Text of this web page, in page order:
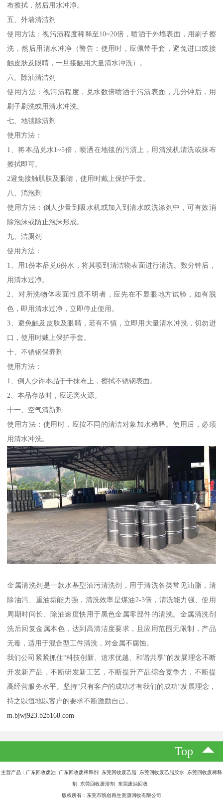
布擦拭，然后用水冲净。
五、外墙清洁剂
使用方法：视污渍程度稀释至10~20倍，喷洒于外墙表面，用刷子擦
洗，然后用清水冲净（警告：使用时，应佩带手套，避免进口或接
触皮肤及眼睛，一旦接触用大量清水冲洗）。
六、除油清洁剂
使用方法：视污渍程度，兑水数倍喷洒于污渍表面，几分钟后，用
刷子刷洗或用清水冲洗。
七、地毯除渍剂
使用方法：
1、将本品兑水1~5倍，喷洒在地毯的污渍上，用清洗机清洗或抹布
擦拭即可。
2避免接触肌肤及眼睛，使用时戴上保护手套。
八、消泡剂
使用方法：倒人少量到吸水机或加入到清水或洗涤剂中，可有效消
除泡沫或防止泡沫形成。
九、洁厕剂
使用方法：
1、用1份本品兑6份水，将其喷到清洁物表面进行清洗。数分钟后，
用清水过净。
2、对所洗物体表面性质不明者，应先在不显眼地方试验，如有脱
色，即用清水过净，立即停止使用。
3、避免触及皮肤及眼睛，若有不慎，立即用大量清水冲洗，切勿进
口，使用时戴上保护手套。
十、不锈钢保养剂
使用方法：
1、倒人少许本品于干抹布上，擦拭不锈钢表面。
2、本品存放时，应远离火源。
十一、空气清新剂
使用方法：使用时，应按不同的清洁对象加水稀释。使用后，必须
用清水冲洗。
金属清洗剂是一款水基型油污清洗剂，用于清洗各类常见油脂，清
除油污、重油垢能力强，清洗效率是煤油2-3倍，清洗能力强、使用
周期时间长、除油速度快用于黑色金属零部件的清洗。金属清洗剂
洗后回复金属本色，达到高清洁度要求，且应用范围无限制，产品
无毒，适用于混合型工件清洗，对金属不腐蚀。
我们公司紧紧抓住“科技创新、追求优越、和谐共享”的发展理念不断
开发新产品，不断研发新工艺，不断提升产品综合竞争力，不断提
高经营服务水平。坚持“只有客户的成功才有我们的成功”发展理念，
持之以恒地以客户的要求不断激励自己。
m.bjwj923.b2b168.com
Top
主营产品：广东回收废油 广东回收废稀释剂 东莞回收废乙脂 东莞回收废乙脂胶水 东莞回收废稀释
剂 东莞回收废溶剂 东莞废油回收
版权所有：东莞市凯创再生资源回收有限公司